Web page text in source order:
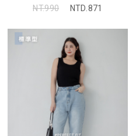
NT.990
NTD.871